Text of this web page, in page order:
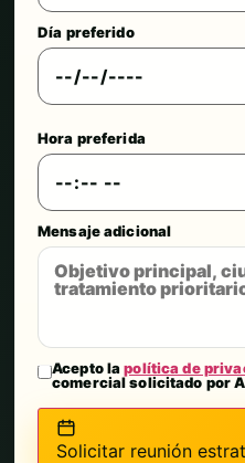
Día preferido
Hora preferida
Mensaje adicional
Acepto lapolítica de
comercial solicitado por
Solicitar reunión